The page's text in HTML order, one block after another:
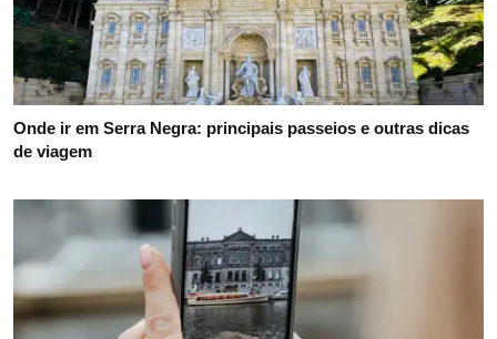
Onde ir em Serra Negra: principais passeios e outras dicas
de viagem